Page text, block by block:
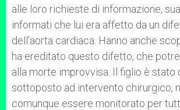
alle loro richieste di informazione,
informati che lui era affetto da un
dell’aorta cardiaca. Hanno anche
ha ereditato questo difetto, che
alla morte improvvisa. Il figlio è stato
sottoposto ad intervento chirurgico,
comunque essere monitorato per